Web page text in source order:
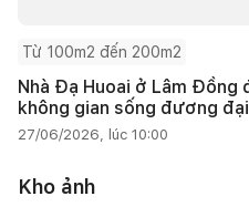
Từ 100m2 đến 200m2
Nhà Đạ Huoai ở Lâm Đồng
không gian sống đương đại
27/06/2026, lúc 10:00
Kho ảnh